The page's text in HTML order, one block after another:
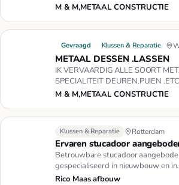
M & M,METAAL CONSTRUCTIE
Gevraagd Klussen & Reparatie
METAAL DESSEN .LASSEN
IK VERVAARDIG ALLE SOORT
SPECIALITEIT DEUREN.PUIEN .ETC
M & M,METAAL CONSTRUCTIE
Klussen & Reparatie Rotterdam
Ervaren stucadoor
Betrouwbare stucadoor
gespecialiseerd in nieuwbouw en in
renovatie/spachtelpuz . Erg secuur …
Rico Maas afbouw